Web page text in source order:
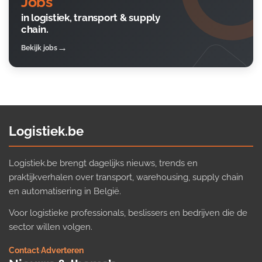
in logistiek, transport & supply
chain.
Bekijk jobs
Logistiek.be
Logistiek.be brengt dagelijks nieuws, trends en
praktijkverhalen over transport, warehousing, supply chain
en automatisering in België.
Voor logistieke professionals, beslissers en bedrijven die de
sector willen volgen.
Contact·Adverteren